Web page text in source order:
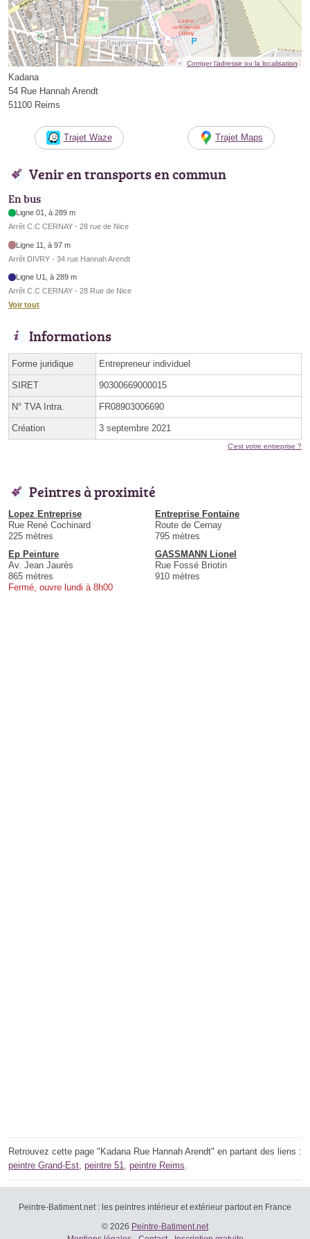
Corriger l’adresse ou la localisation
Kadana
54 Rue Hannah Arendt
51100 Reims
Trajet Waze Trajet Maps
Venir en transports en commun
En bus
Ligne 01, à 289 m
Arrêt C.C CERNAY - 28 rue de Nice
Ligne 11, à 97 m
Arrêt DIVRY - 34 rue Hannah Arendt
Ligne U1, à 289 m
Arrêt C.C CERNAY - 28 Rue de Nice
Voir tout
Informations
Forme juridique Entrepreneur individuel
SIRET 90300669000015
N° TVA Intra. FR08903006690
Création 3 septembre 2021
C'est votre entreprise ?
Peintres à proximité
Lopez Entreprise
Rue René Cochinard
225 mètres
Entreprise Fontaine
Route de Cernay
795 mètres
Ep Peinture
Av. Jean Jaurès
865 mètres
Fermé, ouvre lundi à 8h00
GASSMANN Lionel
Rue Fossé Briotin
910 mètres
Retrouvez cette page "Kadana Rue Hannah Arendt" en partant des liens :
peintre Grand-Est, peintre 51, peintre Reims.
Peintre-Batiment.net : les peintres intérieur et extérieur partout en France
© 2026 Peintre-Batiment.net